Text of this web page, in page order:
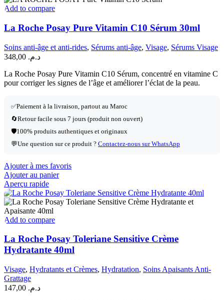
Add to compare
La Roche Posay Pure Vitamin C10 Sérum 30ml
Soins anti-âge et anti-rides, Sérums anti-âge, Visage, Sérums Visage
د.م.
La Roche Posay Pure Vitamin C10 Sérum, concentré en vitamine C
pour corriger les signes de l’âge et améliorer l’éclat de la peau.
✅Paiement à la livraison, partout au Maroc
🔄Retour facile sous 7 jours (produit non ouvert)
🛡️100% produits authentiques et originaux
💬Une question sur ce produit ? Contactez-nous sur WhatsApp
Ajouter à mes favoris
Ajouter au panier
Aperçu rapide
Add to compare
La Roche Posay Toleriane Sensitive Crème
Hydratante 40ml
Visage, Hydratants et Crèmes, Hydratation, Soins Apaisants Anti-
Grattage
د.م.